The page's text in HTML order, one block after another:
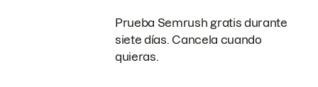
Prueba Semrush gratis durante
siete días. Cancela cuando
quieras.